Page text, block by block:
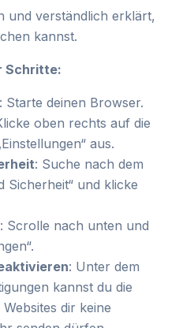
und verständlich erklärt,
kannst.
Schritte:
: Starte deinen Browser.
oben rechts auf die
aus.
: Suche nach dem
Sicherheit“ und klicke
: Scrolle nach unten und
: Unter dem
kannst du die
dir keine